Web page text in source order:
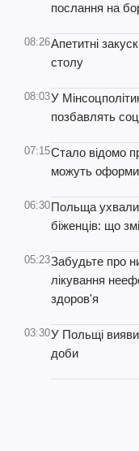
послання на
08:26Апетитні
столу
08:03У
позбавлять
07:15Стало відомо
можуть
06:30Польща
біженців: що
05:23Забудьте про
лікування
здоров'я
03:30У Польщі
доби